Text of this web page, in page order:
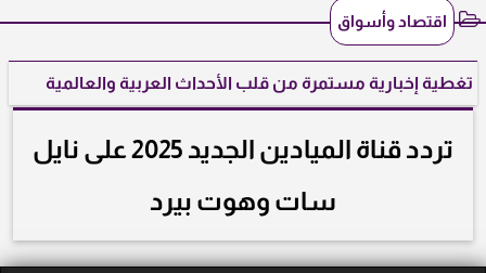
اقتصاد وأسواق
تغطية إخبارية مستمرة من قلب الأحداث العربية والعالمية
تردد قناة الميادين الجديد 2025 على نايل
سات وهوت بيرد